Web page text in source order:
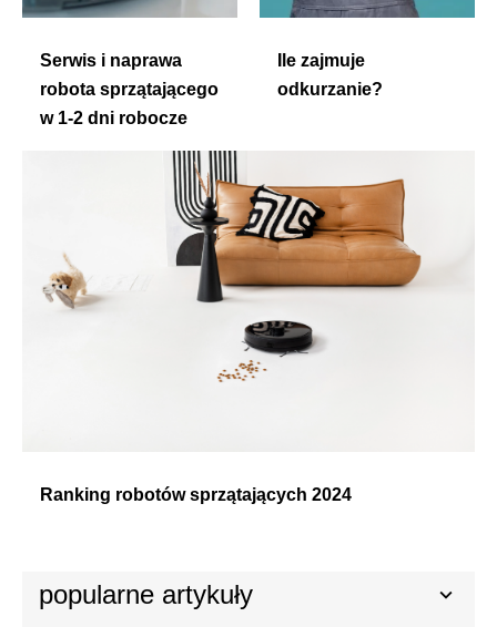
popularne artykuły
Serwis i naprawa
robota sprzątającego
w 1-2 dni robocze
Ile zajmuje
odkurzanie?
Ranking robotów sprzątających 2024